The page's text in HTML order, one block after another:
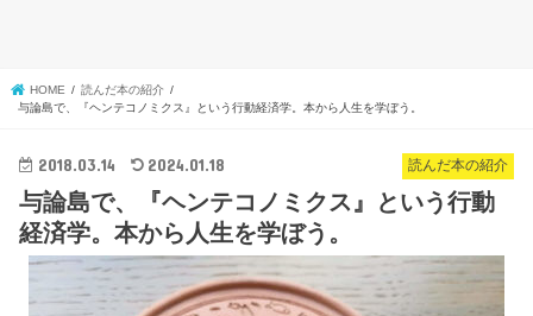
HOME
読んだ本の紹介
与論島で、『ヘンテコノミクス』という行動経済学。本から人生を学ぼう。
読んだ本の紹介
2018.03.14 2024.01.18
与論島で、『ヘンテコノミクス』という行動
経済学。本から人生を学ぼう。